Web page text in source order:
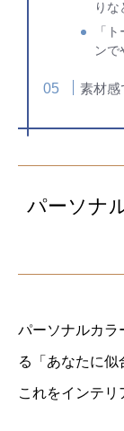
りな
「
ンで
素材感
パーソナ
パーソナルカラ
る「あなたに似
これをインテ